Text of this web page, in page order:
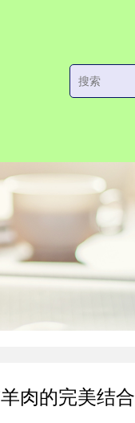
肉的完美结合